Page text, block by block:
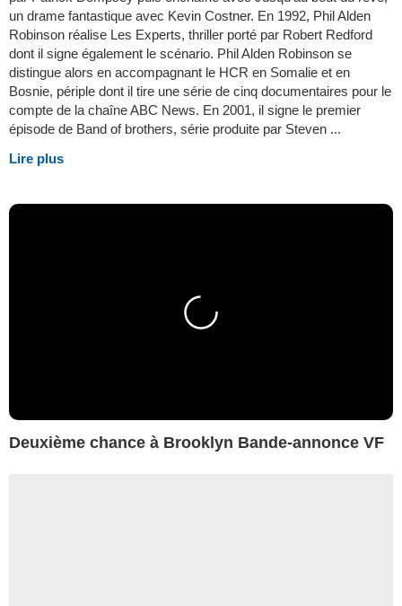
un drame fantastique avec Kevin Costner. En 1992, Phil Alden
Robinson réalise Les Experts, thriller porté par Robert Redford
dont il signe également le scénario. Phil Alden Robinson se
distingue alors en accompagnant le HCR en Somalie et en
Bosnie, périple dont il tire une série de cinq documentaires pour le
compte de la chaîne ABC News. En 2001, il signe le premier
épisode de Band of brothers, série produite par Steven ...
Lire plus
Deuxième chance à Brooklyn Bande-annonce VF